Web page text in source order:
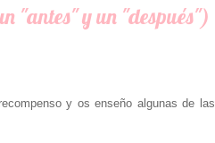
"antes" y un "después")
y os enseño algunas de